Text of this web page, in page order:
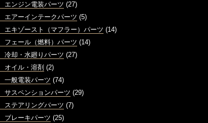
エンジン電装パーツ (27)
アーインテークパーツ (5)
キゾースト（マフラー）パーツ (14)
ェール（燃料）パーツ (14)
冷却・水廻りパーツ (27)
イル・溶剤 (2)
一般電装パーツ (74)
スペンションパーツ (29)
ステアリングパーツ (7)
ブレーキパーツ (25)